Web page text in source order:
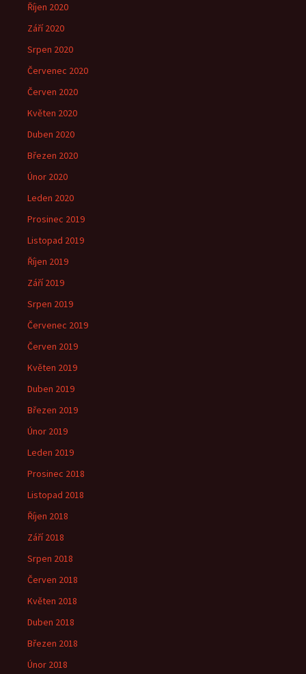
Říjen 2020
Září 2020
Srpen 2020
Červenec 2020
Červen 2020
Květen 2020
Duben 2020
Březen 2020
Únor 2020
Leden 2020
Prosinec 2019
Listopad 2019
Říjen 2019
Září 2019
Srpen 2019
Červenec 2019
Červen 2019
Květen 2019
Duben 2019
Březen 2019
Únor 2019
Leden 2019
Prosinec 2018
Listopad 2018
Říjen 2018
Září 2018
Srpen 2018
Červen 2018
Květen 2018
Duben 2018
Březen 2018
Únor 2018